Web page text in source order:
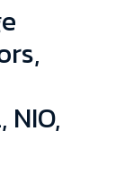
NIO,